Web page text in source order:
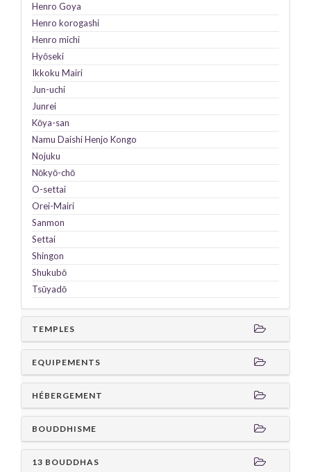
Henro Goya
Henro korogashi
Henro michi
Hyōseki
Ikkoku Mairi
Jun-uchi
Junrei
Kōya-san
Namu DaishiHenjo Kongo
Nojuku
Nōkyō-chō
O-settai
Orei-Mairi
Sanmon
Settai
Shingon
Shukubō
Tsūyadō
TEMPLES
EQUIPEMENTS
HÉBERGEMENT
BOUDDHISME
13 BOUDDHAS